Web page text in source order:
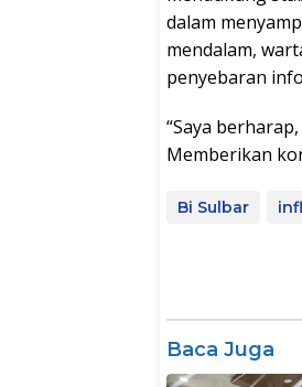
dalam
mendalam,
penyebaran
“Saya
Memberikan
Bi Sulbar
Baca Juga